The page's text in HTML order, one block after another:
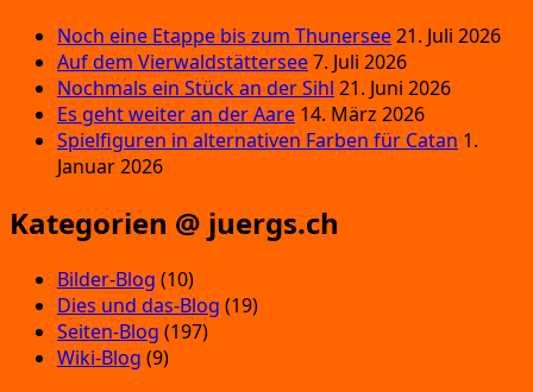
Noch eine Etappe bis zum Thunersee21. Juli 2026
Auf dem Vierwaldstättersee7. Juli 2026
Nochmals ein Stück an der Sihl 21. Juni 2026
Es geht weiter an der Aare 14. März 2026
Spielfiguren in alternativen Farben für Catan 1.
Januar 2026
Kategorien @ juergs.ch
Bilder-Blog (10)
Dies und das-Blog (19)
Seiten-Blog (197)
Wiki-Blog (9)